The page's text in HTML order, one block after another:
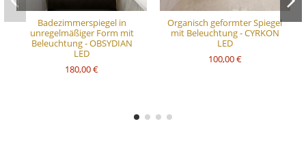
Badezimmerspiegel in
unregelmäßiger Form mit
Beleuchtung - OBSYDIAN
LED
180,00 €
Organisch geformter Spiegel
mit Beleuchtung - CYRKON
LED
100,00 €